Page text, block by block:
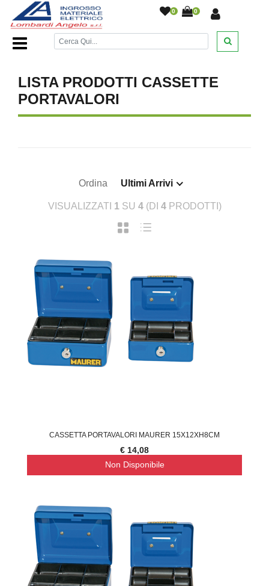
0 0
Home Page/DESANTIS////
LISTA PRODOTTI CASSETTE
PORTAVALORI
Ordina Ultimi Arrivi
VISUALIZZATI 1 SU 4(DI 4PRODOTTI)
CASSETTA PORTAVALORI MAURER 15X12XH8CM
€ 14,08
Non Disponibile